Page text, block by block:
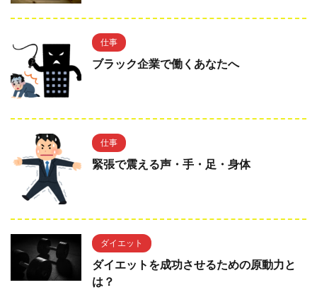
仕事
ブラック企業で働くあなたへ
仕事
緊張で震える声・手・足・身体
ダイエット
ダイエットを成功させるための原動力と
は？